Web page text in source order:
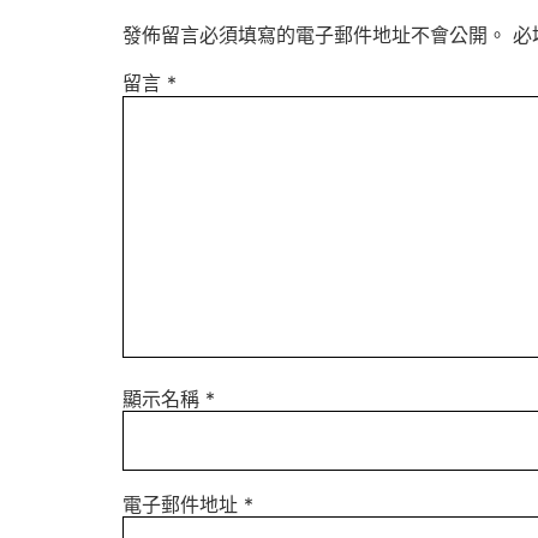
發佈留言必須填寫的電子郵件地址不會公開。 必
留言 *
顯示名稱 *
電子郵件地址 *